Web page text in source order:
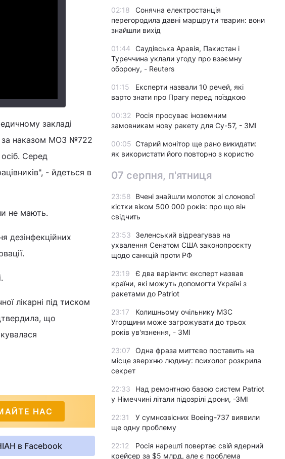
закладі
за наказом МОЗ №722
Серед
- йдеться в
не мають.
дезінфекційних
лікарні під тиском
що
НАС
в Facebook
02:18
Сонячна електростанція
перегородила давні маршрути тварин: вони
знайшли вихід
01:44
Саудівська Аравія, Пакистан і
Туреччина уклали угоду про взаємну
оборону, - Reuters
01:15
Експерти назвали 10 речей, які
варто знати про Прагу перед поїздкою
00:32
Росія просуває іноземним
замовникам нову ракету для Су-57, - ЗМІ
00:05 Старий монітор ще рано викидати:
як використати його повторно з користю
07 серпня, п'ятниця
23:58
Вчені знайшли молоток зі слонової
кістки віком 500 000 років: про що він
свідчить
23:53
Зеленський відреагував на
ухвалення Сенатом США законопроєкту
щодо санкцій проти РФ
23:19
Є два варіанти: експерт назвав
країни, які можуть допомогти Україні з
ракетами до Patriot
23:17
Колишньому очільнику МЗС
Угорщини може загрожувати до трьох
років ув'язнення, - ЗМІ
23:07
Одна фраза миттєво поставить на
місце зверхню людину: психолог розкрила
секрет
22:33
Над ремонтною базою систем Patriot
у Німеччині літали підозрілі дрони, -ЗМІ
22:31
У сумнозвісних Boeing-737 виявили
ще одну проблему
22:12
Росія нарешті повертає свій ядерний
крейсер за $5 млрд, але є проблема